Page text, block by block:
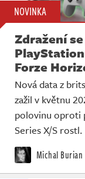
NOVINKA
Zdražení
Forze
Nová data z
zažil v květnu
polovinu oproti
Series X/S rostl.
Michal Burian